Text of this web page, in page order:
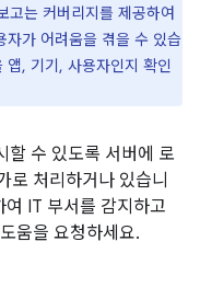
고는 커버리지를 제공하여
자가 어려움을 겪을 수 있습
앱, 기기, 사용자인지 확인
할 수 있도록 서버에 로
로 처리하거나 있습니
IT 부서를 감지하고
움을 요청하세요.